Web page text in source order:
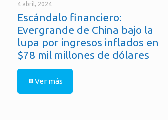
4 abril, 2024
Escándalo financiero:
Evergrande de China bajo la
lupa por ingresos inflados en
$78 mil millones de dólares
Ver más